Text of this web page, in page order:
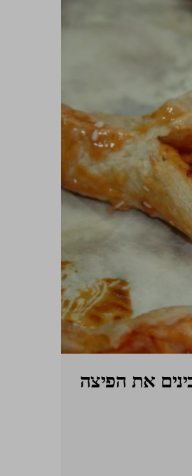
מכינים את הפיצה